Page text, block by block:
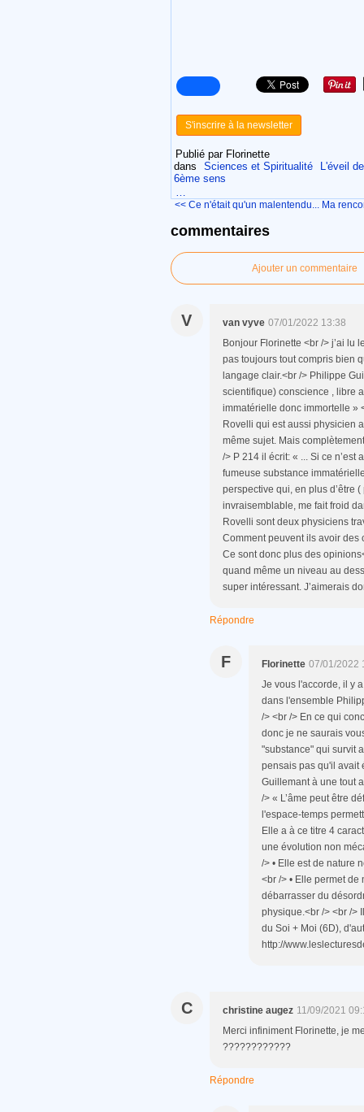
S'inscrire à la newsletter
Publié par Florinette
dans
Sciences et Spiritualité
L'éveil
6ème sens
…
<< Ce n'était qu'un malentendu... Ma
commentaires
Ajouter un commentaire
V van vyve 07/01/2022 13:38
Bonjour Florinette <br /> j’ai lu
pas toujours tout compris bien
langage clair.<br /> Philippe
scientifique) conscience , libre
immatérielle donc immortelle »
Rovelli qui est aussi physicien
même sujet. Mais
/> P 214 il écrit: « ... Si ce n’est
fumeuse substance
perspective qui, en plus d’être
invraisemblable, me fait froid
Rovelli sont deux physiciens
Comment peuvent ils avoir
Ce sont donc plus des
quand même un niveau au
super intéressant. J’aimerais
Répondre
F Florinette 07/01/2022
Je vous l'accorde, il y
dans l'ensemble
/> <br /> En ce qui
donc je ne saurais
"substance" qui survit
pensais pas qu'il avait
Guillemant à une tout
/> « L’âme peut être
l'espace-temps
Elle a à ce titre 4
une évolution non
/> • Elle est de nature
<br /> • Elle permet
débarrasser du
physique.<br /> <br />
du Soi + Moi (6D),
http://
C christine augez 11/09/2021
Merci infiniment Florinette, je
????????????
Répondre